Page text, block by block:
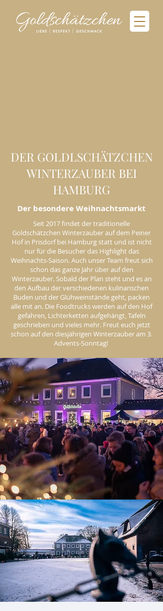
DER GOLDLSCHÄTZCHEN
WINTERZAUBER BEI
HAMBURG
Der besondere Weihnachtsmarkt
Seit 2017 findet der traditionelle
Goldschätzchen Winterzauber auf dem Peiner
Hof in Prisdorf bei Hamburg statt und ist nicht
nur für die Besucher das Highlight das
Weihnachts-Saison. Auch unser Team freut sich
schon das ganze Jahr über auf den
Winterzauber. Sobald der Plan steht und es an
den Aufbau der verschiedenen kulinarischen
Buden und der Glühweinstände geht, packen
alle mit an. Die Foodtrucks werden auf den Hof
gefahren, Lichterketten aufgehängt, Tafeln
geschrieben und vieles mehr. Freut euch jetzt
schon auf den diesjährigen Winterzauber am 3.
Advents-Sonntag!